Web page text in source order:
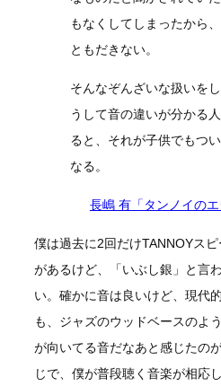
もなくしてしまったから
ともだきない。
そんなぞんざいな扱いを
うして音の違いが分かる
ると、それが子供でもつ
なる。
長嶋 有「タンノイの
僕は過去に2回だけTANNOYス
があるけど、「いぶし銀」と言
い。確かに音は良いけど、現代
も、ジャズのウッドベースのよ
が向いてる音だなあと感じたの
じで、僕が普段聴く音楽が相応